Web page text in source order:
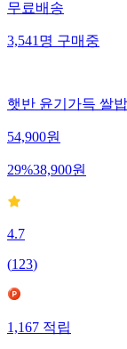
무료배송
3,541명구매중
햇반 윤기가득 쌀
54,900원
29%38,900원
4.7
(123)
1,167적립